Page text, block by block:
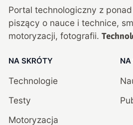
Portal technologiczny z ponad
piszący o nauce i technice,
motoryzacji, fotografii.
NA SKRÓTY
Technologie
Testy
Motoryzacja
NA